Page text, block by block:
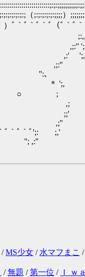
（;:;:;:;:;:;;;;）
ﾞ｀ﾞ｀ﾞ（ﾞ｀ﾞ｀ﾞ
されて
';
'':､
間：１２月
;
：１２月２
;;'
｀ﾞ';: ;,'
,:''
/MS少女 / 水マフまこ /
/無題 /第一位 / Ｉ ｗ